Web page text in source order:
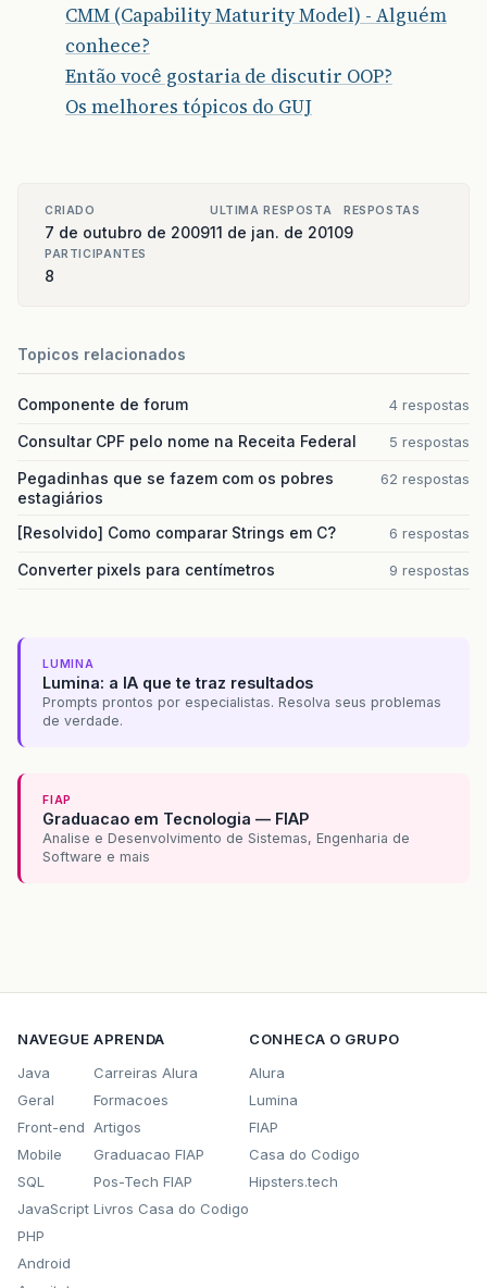
CMM (Capability Maturity Model) - Alguém
conhece?
Então você gostaria de discutir OOP?
Os melhores tópicos do GUJ
CRIADO
7 de outubro de 2009
ULTIMA RESPOSTA
11 de jan. de 2010
RESPOSTAS
9
PARTICIPANTES
8
Topicos relacionados
Componente de forum 4 respostas
Consultar CPF pelo nome na Receita Federal 5 respostas
Pegadinhas que se fazem com os pobres
estagiários
62 respostas
[Resolvido] Como comparar Strings em C? 6 respostas
Converter pixels para centímetros 9 respostas
LUMINA
Lumina: a IA que te traz resultados
Prompts prontos por especialistas. Resolva seus problemas
de verdade.
FIAP
Graduacao em Tecnologia — FIAP
Analise e Desenvolvimento de Sistemas, Engenharia de
Software e mais
NAVEGUE
Java
Geral
Front-end
Mobile
SQL
JavaScript
PHP
Android
APRENDA
Carreiras Alura
Formacoes
Artigos
Graduacao FIAP
Pos-Tech FIAP
Livros Casa do Codigo
CONHECA O GRUPO
Alura
Lumina
FIAP
Casa do Codigo
Hipsters.tech